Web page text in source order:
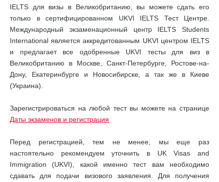
IELTS для визы в Великобританию, вы можете сдать его
только в сертифицированном UKVI IELTS Тест Центре.
Международный экзаменационный центр IELTS Students
International является аккредитованным UKVI центром IELTS
и предлагает все одобренные UKVI тесты для виз в
Великобританию в Москве, Санкт-Петербурге, Ростове-на-
Дону, Екатеринбурге и Новосибирске, а так же в Киеве
(Украина).
Зарегистрироваться на любой тест вы можете на странице
Даты экзаменов и регистрация
Перед регистрацией, тем не менее, мы еще раз
настоятельно рекомендуем уточнить в UK Visas and
Immigration (UKVI), какой именно тест вам необходимо
сдавать для подачи визового заявления. Для получения